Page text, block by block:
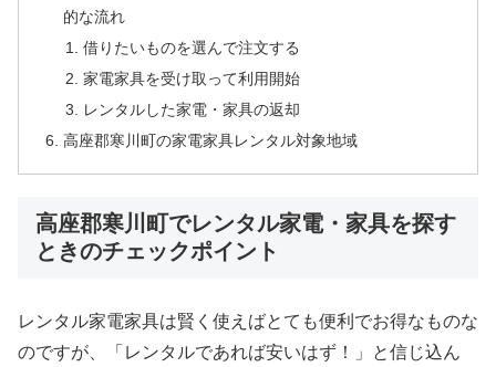
的な流れ
借りたいものを選んで注文する
家電家具を受け取って利用開始
レンタルした家電・家具の返却
高座郡寒川町の家電家具レンタル対象地域
高座郡寒川町でレンタル家電・家具を探す
ときのチェックポイント
レンタル家電家具は賢く使えばとても便利でお得なものな
のですが、「レンタルであれば安いはず！」と信じ込ん